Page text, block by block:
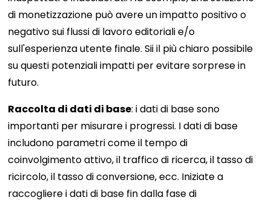
di monetizzazione può avere un impatto positivo o
negativo sui flussi di lavoro editoriali e/o
sull'esperienza utente finale. Sii il più chiaro possibile
su questi potenziali impatti per evitare sorprese in
futuro.
Raccolta di dati di base: i dati di base sono
importanti per misurare i progressi. I dati di base
includono parametri come il tempo di
coinvolgimento attivo, il traffico di ricerca, il tasso di
ricircolo, il tasso di conversione, ecc. Iniziate a
raccogliere i dati di base fin dalla fase di